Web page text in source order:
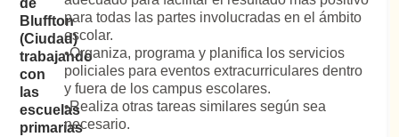
de
Bluffton
(Ciudad)
trabajando
con
las
escuelas
primarias
para todas las partes involucradas en el ámbito
escolar.
•Organiza, programa y planifica los servicios
policiales para eventos extracurriculares dentro
y fuera de los campus escolares.
•Realiza otras tareas similares según sea
necesario.